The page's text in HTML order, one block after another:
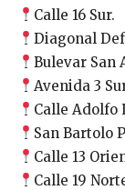
Calle 16 Sur.
Diagonal
Bulevar San
Avenida 3
Calle Adolfo
San Bartolo
Calle 13
Calle 19